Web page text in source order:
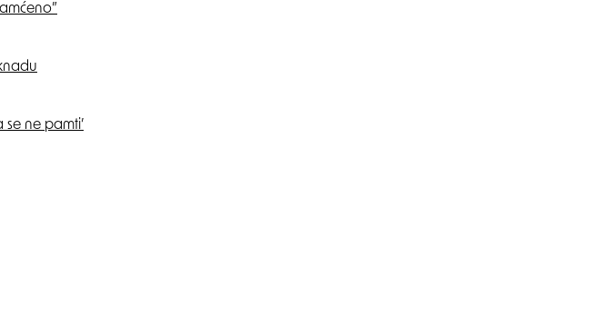
ne pamti’